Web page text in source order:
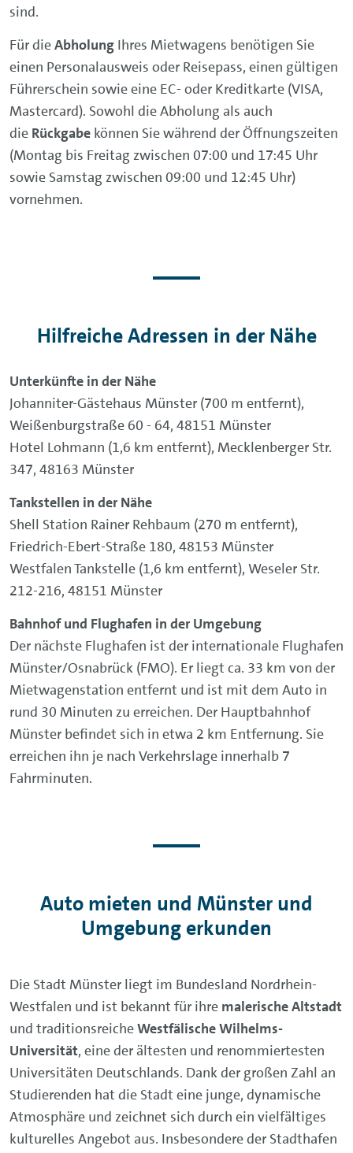
sind.
Für dieAbholung Ihres Mietwagens benötigen Sie
einen Personalausweis oder Reisepass, einen gültigen
Führerschein sowie eine EC- oder Kreditkarte (VISA,
Mastercard). Sowohl die Abholung als auch
die Rückgabe können Sie während der Öffnungszeiten
(Montag bis Freitag zwischen 07:00 und 17:45 Uhr
sowie Samstag zwischen 09:00 und 12:45 Uhr)
vornehmen.
Hilfreiche Adressen in der Nähe
Unterkünfte in der Nähe
Johanniter-Gästehaus Münster (700 m entfernt),
Weißenburgstraße 60 - 64, 48151 Münster
Hotel Lohmann (1,6 km entfernt), Mecklenberger Str.
347, 48163 Münster
Tankstellen in der Nähe
Shell Station Rainer Rehbaum (270 m entfernt),
Friedrich-Ebert-Straße 180, 48153 Münster
Westfalen Tankstelle (1,6 km entfernt), Weseler Str.
212-216, 48151 Münster
Bahnhof und Flughafen in der Umgebung
Der nächste Flughafen ist der internationale Flughafen
Münster/Osnabrück (FMO). Er liegt ca. 33 km von der
Mietwagenstation entfernt und ist mit dem Auto in
rund 30 Minuten zu erreichen. Der Hauptbahnhof
Münster befindet sich in etwa 2 km Entfernung. Sie
erreichen ihn je nach Verkehrslage innerhalb 7
Fahrminuten.
Auto mieten und Münster und
Umgebung erkunden
Die Stadt Münster liegt im Bundesland Nordrhein-
Westfalen und ist bekannt für ihre malerische Altstadt
und traditionsreicheWestfälische Wilhelms-
Universität, eine der ältesten und renommiertesten
Universitäten Deutschlands. Dank der großen Zahl an
Studierenden hat die Stadt eine junge, dynamische
Atmosphäre und zeichnet sich durch ein vielfältiges
kulturelles Angebot aus. Insbesondere der Stadthafen